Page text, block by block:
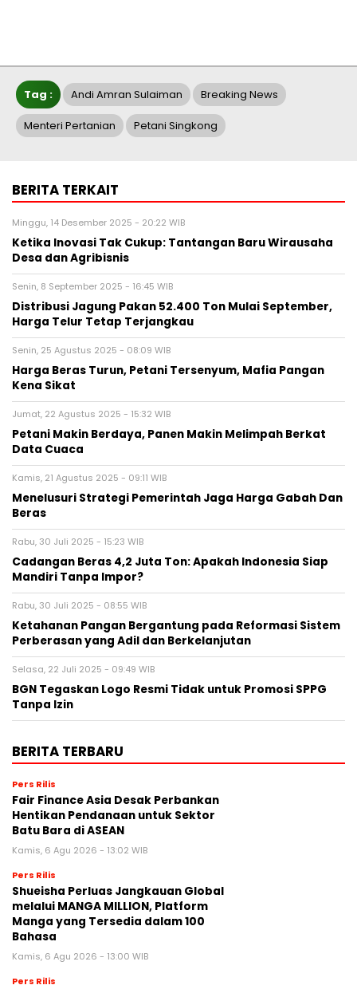
Tag : Andi Amran Sulaiman Breaking News
Menteri Pertanian Petani Singkong
BERITA TERKAIT
Minggu, 14 Desember 2025 - 20:22 WIB
Ketika Inovasi Tak Cukup: Tantangan Baru Wirausaha
Desa dan Agribisnis
Senin, 8 September 2025 - 16:45 WIB
Distribusi Jagung Pakan 52.400 Ton Mulai September,
Harga Telur Tetap Terjangkau
Senin, 25 Agustus 2025 - 08:09 WIB
Harga Beras Turun, Petani Tersenyum, Mafia Pangan
Kena Sikat
Jumat, 22 Agustus 2025 - 15:32 WIB
Petani Makin Berdaya, Panen Makin Melimpah Berkat
Data Cuaca
Kamis, 21 Agustus 2025 - 09:11 WIB
Menelusuri Strategi Pemerintah Jaga Harga Gabah Dan
Beras
Rabu, 30 Juli 2025 - 15:23 WIB
Cadangan Beras 4,2 Juta Ton: Apakah Indonesia Siap
Mandiri Tanpa Impor?
Rabu, 30 Juli 2025 - 08:55 WIB
Ketahanan Pangan Bergantung pada Reformasi Sistem
Perberasan yang Adil dan Berkelanjutan
Selasa, 22 Juli 2025 - 09:49 WIB
BGN Tegaskan Logo Resmi Tidak untuk Promosi SPPG
Tanpa Izin
BERITA TERBARU
Pers Rilis
Fair Finance Asia Desak Perbankan
Hentikan Pendanaan untuk Sektor
Batu Bara di ASEAN
Kamis, 6 Agu 2026 - 13:02 WIB
Pers Rilis
Shueisha Perluas Jangkauan Global
melalui MANGA MILLION, Platform
Manga yang Tersedia dalam 100
Bahasa
Kamis, 6 Agu 2026 - 13:00 WIB
Pers Rilis